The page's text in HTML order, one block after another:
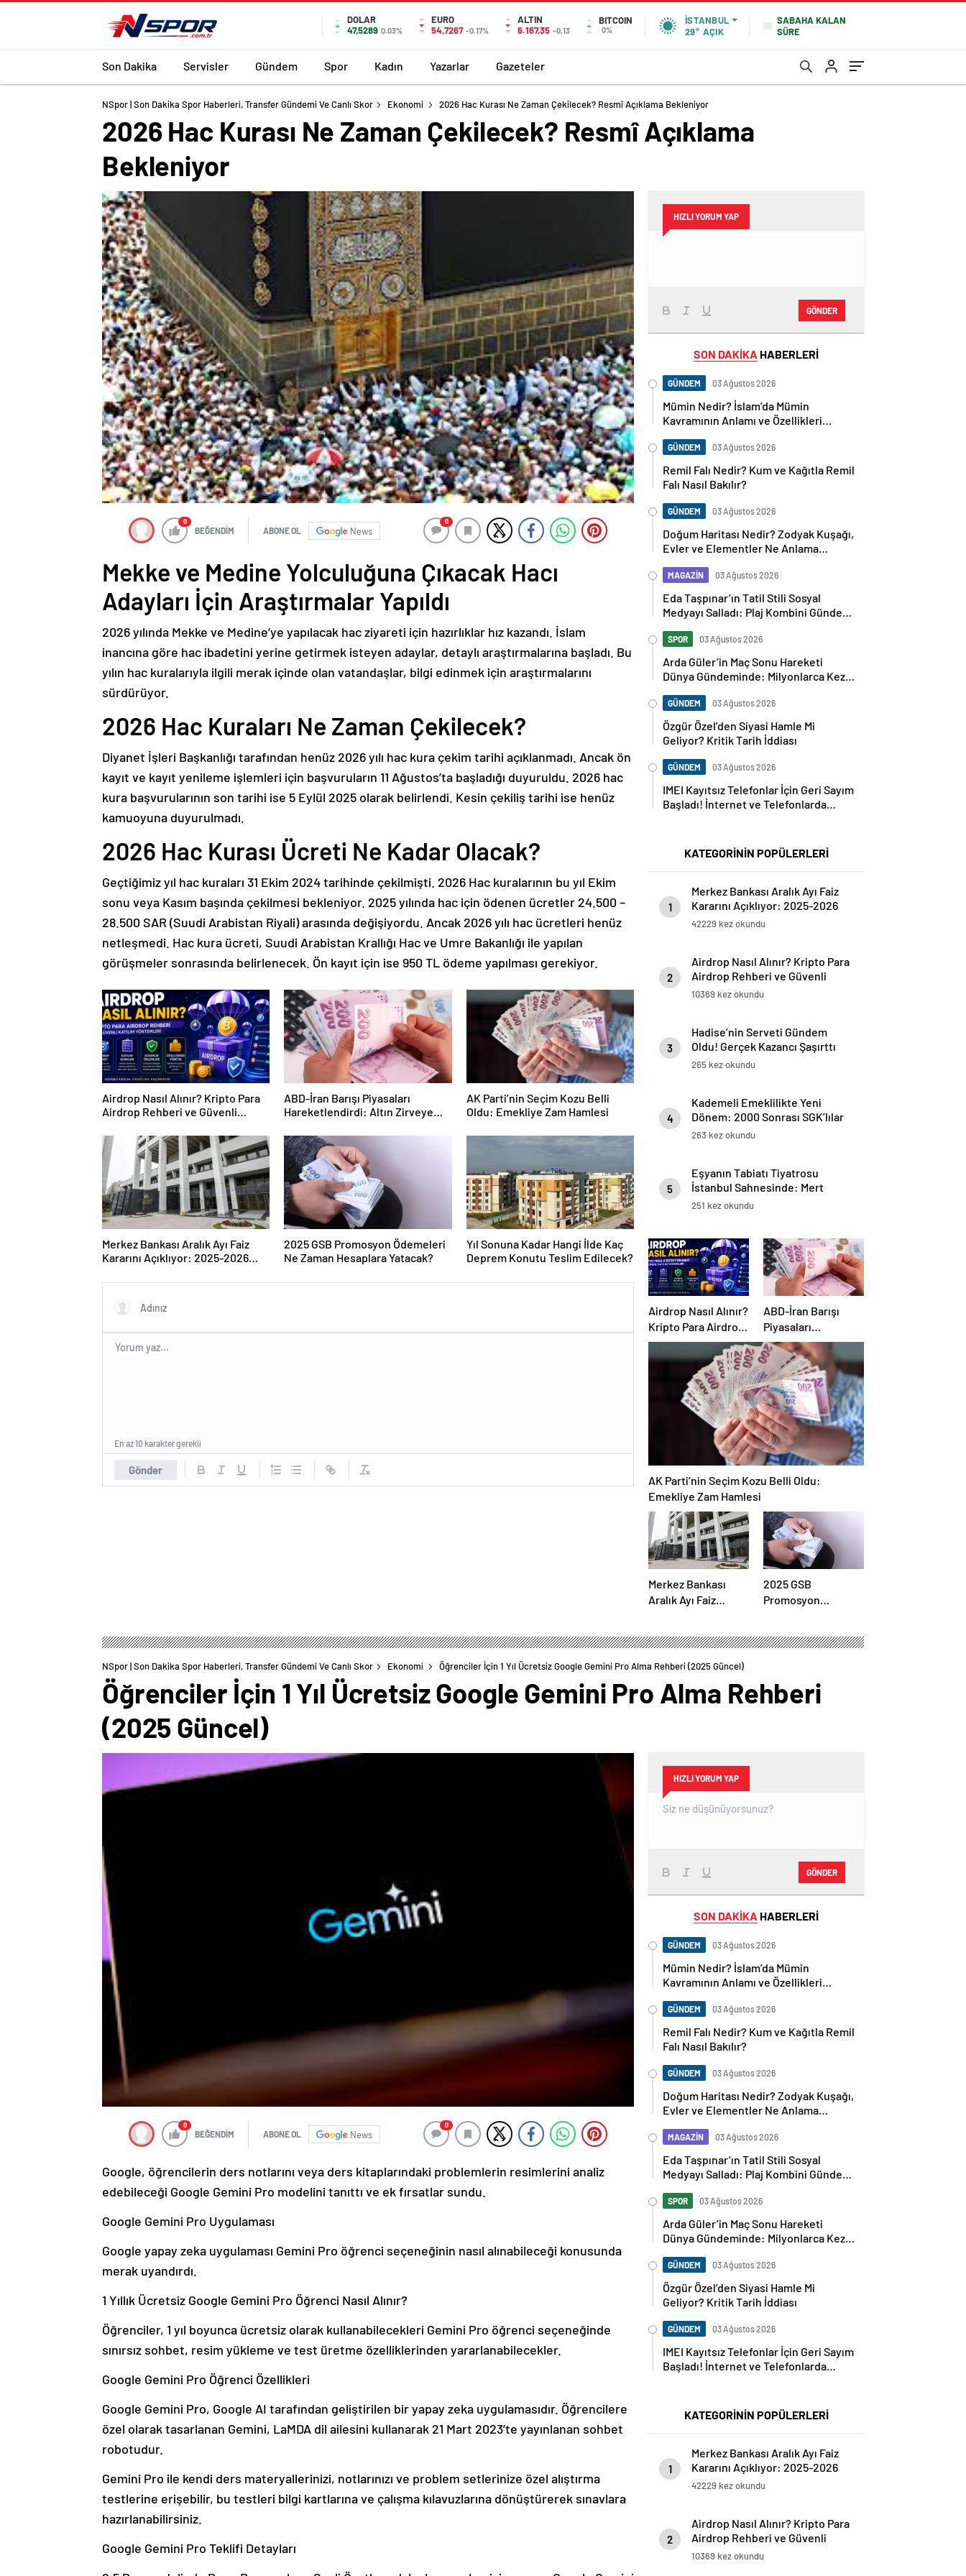
DOLAR
47,5289 0.03%
EURO
54,7267 -0.17%
ALTIN
6.167,35 -0,13
BITCOIN
0%
İSTANBUL
29° AÇIK
SABAHA KALAN
SÜRE
Son Dakika Servisler Gündem Spor Kadın Yazarlar Gazeteler
NSpor | Son Dakika Spor Haberleri, Transfer Gündemi Ve Canlı Skor Ekonomi 2026 Hac Kurası Ne Zaman Çekilecek? Resmî Açıklama Bekleniyor
2026 Hac Kurası Ne Zaman Çekilecek? Resmî Açıklama
Bekleniyor
0
BEĞENDİM ABONE OL News
0
Mekke ve Medine Yolculuğuna Çıkacak Hacı
Adayları İçin Araştırmalar Yapıldı
2026 yılında Mekke ve Medine’ye yapılacak hac ziyareti için hazırlıklar hız kazandı. İslam
inancına göre hac ibadetini yerine getirmek isteyen adaylar, detaylı araştırmalarına başladı. Bu
yılın hac kuralarıyla ilgili merak içinde olan vatandaşlar, bilgi edinmek için araştırmalarını
sürdürüyor.
2026 Hac Kuraları Ne Zaman Çekilecek?
Diyanet İşleri Başkanlığı tarafından henüz 2026 yılı hac kura çekim tarihi açıklanmadı. Ancak ön
kayıt ve kayıt yenileme işlemleri için başvuruların 11 Ağustos’ta başladığı duyuruldu. 2026 hac
kura başvurularının son tarihi ise 5 Eylül 2025 olarak belirlendi. Kesin çekiliş tarihi ise henüz
kamuoyuna duyurulmadı.
2026 Hac Kurası Ücreti Ne Kadar Olacak?
Geçtiğimiz yıl hac kuraları 31 Ekim 2024 tarihinde çekilmişti. 2026 Hac kuralarının bu yıl Ekim
sonu veya Kasım başında çekilmesi bekleniyor. 2025 yılında hac için ödenen ücretler 24.500 –
28.500 SAR (Suudi Arabistan Riyali) arasında değişiyordu. Ancak 2026 yılı hac ücretleri henüz
netleşmedi. Hac kura ücreti, Suudi Arabistan Krallığı Hac ve Umre Bakanlığı ile yapılan
görüşmeler sonrasında belirlenecek. Ön kayıt için ise 950 TL ödeme yapılması gerekiyor.
Airdrop Nasıl Alınır? Kripto Para
Airdrop Rehberi ve Güvenli
ABD-İran Barışı Piyasaları
Hareketlendirdi: Altın Zirveye
AK Parti’nin Seçim Kozu Belli
Oldu: Emekliye Zam Hamlesi
Merkez Bankası Aralık Ayı Faiz
Kararını Açıklıyor: 2025-2026
2025 GSB Promosyon Ödemeleri
Ne Zaman Hesaplara Yatacak?
Yıl Sonuna Kadar Hangi İlde Kaç
Deprem Konutu Teslim Edilecek?
Gönder
En az 10 karakter gerekli
HIZLI YORUM YAP
GÖNDER
SON DAKİKA HABERLERİ
GÜNDEM 03 Ağustos 2026
Mümin Nedir? İslam’da Mümin
Kavramının Anlamı ve Özellikleri
GÜNDEM 03 Ağustos 2026
Remil Falı Nedir? Kum ve Kağıtla Remil
Falı Nasıl Bakılır?
GÜNDEM 03 Ağustos 2026
Doğum Haritası Nedir? Zodyak Kuşağı,
Evler ve Elementler Ne Anlama
MAGAZİN 03 Ağustos 2026
Eda Taşpınar’ın Tatil Stili Sosyal
Medyayı Salladı: Plaj Kombini Gündem
SPOR 03 Ağustos 2026
Arda Güler’in Maç Sonu Hareketi
Dünya Gündeminde: Milyonlarca Kez
GÜNDEM 03 Ağustos 2026
Özgür Özel’den Siyasi Hamle Mi
Geliyor? Kritik Tarih İddiası
GÜNDEM 03 Ağustos 2026
IMEI Kayıtsız Telefonlar İçin Geri Sayım
Başladı! İnternet ve Telefonlarda
KATEGORİNİN POPÜLERLERİ
1
Merkez Bankası Aralık Ayı Faiz
Kararını Açıklıyor: 2025-2026
Takvimi
42229 kez okundu
2
Airdrop Nasıl Alınır? Kripto Para
Airdrop Rehberi ve Güvenli
Katılım Yöntemleri
10369 kez okundu
3
Hadise’nin Serveti Gündem
Oldu! Gerçek Kazancı Şaşırttı
265 kez okundu
4
Kademeli Emeklilikte Yeni
Dönem: 2000 Sonrası SGK’lılar
İçin Prim ve Yaş Tablosu
263 kez okundu
5
Eşyanın Tabiatı Tiyatrosu
İstanbul Sahnesinde: Mert
Turak & Aslıhan Malbora’yla
251 kez okundu
Airdrop Nasıl Alınır?
Kripto Para Airdrop
Rehberi ve Güvenli
Katılım Yöntemleri
ABD-İran Barışı
Piyasaları
Hareketlendirdi:
Altın Zirveye
Çıkarken Petrol
Geriledi
AK Parti’nin Seçim Kozu Belli Oldu:
Emekliye Zam Hamlesi
Merkez Bankası
Aralık Ayı Faiz
2025 GSB
Promosyon
Yatacak?
NSpor | Son Dakika Spor Haberleri, Transfer Gündemi Ve Canlı Skor Ekonomi Öğrenciler İçin 1 Yıl Ücretsiz Google Gemini Pro Alma Rehberi (2025 Güncel)
Öğrenciler İçin 1 Yıl Ücretsiz Google Gemini Pro Alma Rehberi
(2025 Güncel)
0
BEĞENDİM ABONE OL News
0
Google, öğrencilerin ders notlarını veya ders kitaplarındaki problemlerin resimlerini analiz
edebileceği Google Gemini Pro modelini tanıttı ve ek fırsatlar sundu.
Google Gemini Pro Uygulaması
Google yapay zeka uygulaması Gemini Pro öğrenci seçeneğinin nasıl alınabileceği konusunda
merak uyandırdı.
1 Yıllık Ücretsiz Google Gemini Pro Öğrenci Nasıl Alınır?
Öğrenciler, 1 yıl boyunca ücretsiz olarak kullanabilecekleri Gemini Pro öğrenci seçeneğinde
sınırsız sohbet, resim yükleme ve test üretme özelliklerinden yararlanabilecekler.
Google Gemini Pro Öğrenci Özellikleri
Google Gemini Pro, Google AI tarafından geliştirilen bir yapay zeka uygulamasıdır. Öğrencilere
özel olarak tasarlanan Gemini, LaMDA dil ailesini kullanarak 21 Mart 2023’te yayınlanan sohbet
robotudur.
Gemini Pro ile kendi ders materyallerinizi, notlarınızı ve problem setlerinize özel alıştırma
testlerine erişebilir, bu testleri bilgi kartlarına ve çalışma kılavuzlarına dönüştürerek sınavlara
hazırlanabilirsiniz.
Google Gemini Pro Teklifi Detayları
HIZLI YORUM YAP
GÖNDER
SON DAKİKA HABERLERİ
GÜNDEM 03 Ağustos 2026
Mümin Nedir? İslam’da Mümin
Kavramının Anlamı ve Özellikleri
GÜNDEM 03 Ağustos 2026
Remil Falı Nedir? Kum ve Kağıtla Remil
Falı Nasıl Bakılır?
GÜNDEM 03 Ağustos 2026
Doğum Haritası Nedir? Zodyak Kuşağı,
Evler ve Elementler Ne Anlama
MAGAZİN 03 Ağustos 2026
Eda Taşpınar’ın Tatil Stili Sosyal
Medyayı Salladı: Plaj Kombini Gündem
SPOR 03 Ağustos 2026
Arda Güler’in Maç Sonu Hareketi
Dünya Gündeminde: Milyonlarca Kez
GÜNDEM 03 Ağustos 2026
Özgür Özel’den Siyasi Hamle Mi
Geliyor? Kritik Tarih İddiası
GÜNDEM 03 Ağustos 2026
IMEI Kayıtsız Telefonlar İçin Geri Sayım
Başladı! İnternet ve Telefonlarda
KATEGORİNİN POPÜLERLERİ
1
Merkez Bankası Aralık Ayı Faiz
Kararını Açıklıyor: 2025-2026
Takvimi
42229 kez okundu
2
Airdrop Nasıl Alınır? Kripto Para
Airdrop Rehberi ve Güvenli
Katılım Yöntemleri
10369 kez okundu